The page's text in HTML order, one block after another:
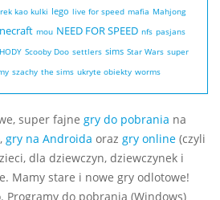
kao kulki lego live for speed mafia Mahjong
mou NEED FOR SPEED nfs pasjans
Scooby Doo settlers sims Star Wars super
szachy the sims ukryte obiekty worms
super fajne gry do pobrania na
gry na Androida oraz gry online (czyli
dla dziewczyn, dziewczynek i
Mamy stare i nowe gry odlotowe!
Programy do pobrania (Windows)